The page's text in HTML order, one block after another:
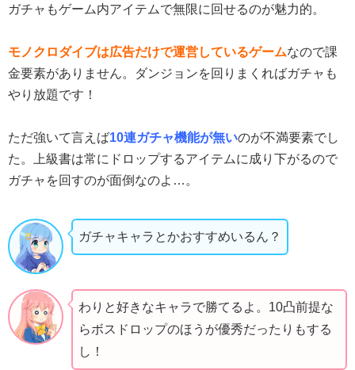
ガチャもゲーム内アイテムで無限に回せるのが魅力的。
モノクロダイブは広告だけで運営しているゲームなので課
金要素がありません。ダンジョンを回りまくればガチャも
やり放題です！
ただ強いて言えば10連ガチャ機能が無いのが不満要素でし
た。上級書は常にドロップするアイテムに成り下がるので
ガチャを回すのが面倒なのよ…。
ガチャキャラとかおすすめいるん？
わりと好きなキャラで勝てるよ。10凸前提な
らボスドロップのほうが優秀だったりもする
し！